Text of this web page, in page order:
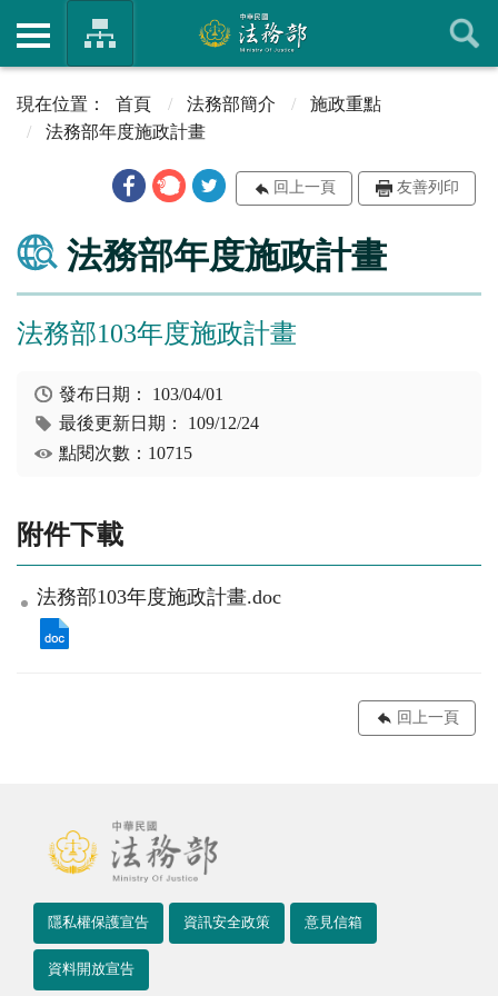
首頁 法務部簡介
施政重點
法務部年度施政計畫
回上一頁 友善列印
法務部年度施政計畫
法務部103年度施政計畫
發布日期： 103/04/01
最後更新日期： 109/12/24
點閱次數：10715
附件下載
法務部103年度施政計畫.doc
回上一頁
隱私權保護宣告 資訊安全政策 意見信箱
資料開放宣告